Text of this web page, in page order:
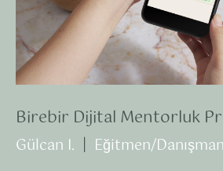
Birebir Dijital Mentorluk
Gülcan I. Eğitmen/